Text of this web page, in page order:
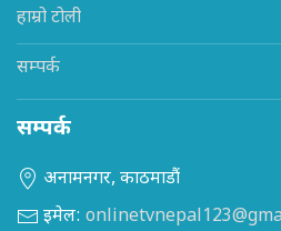
हाम्रो टोली
सम्पर्क
सम्पर्क
अनामनगर, काठमाडौं
इमेल: